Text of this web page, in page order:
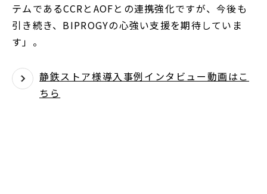
テムであるCCRとAOFとの連携強化ですが、今後も
引き続き、BIPROGYの心強い支援を期待していま
す」。
静鉄ストア様導入事例インタビュー動画はこ
ちら